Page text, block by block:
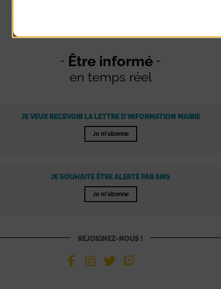
Être informé
en temps réel
JE VEUX RECEVOIR LA LETTRE D'INFORMATION MAIRIE
Je m'abonne
JE SOUHAITE ÊTRE ALERTÉ PAR SMS
Je m'abonne
REJOIGNEZ-NOUS !